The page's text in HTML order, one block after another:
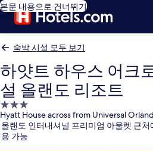
본문 내용으로 건너뛰기
숙박 시설 모두 보기
하얏트 하우스 어크
설 올랜도 리조트
3.0
성
급
숙
Hyatt House across from Universal
올랜도 인터내셔널 프리미엄 아울렛 근
용 가능